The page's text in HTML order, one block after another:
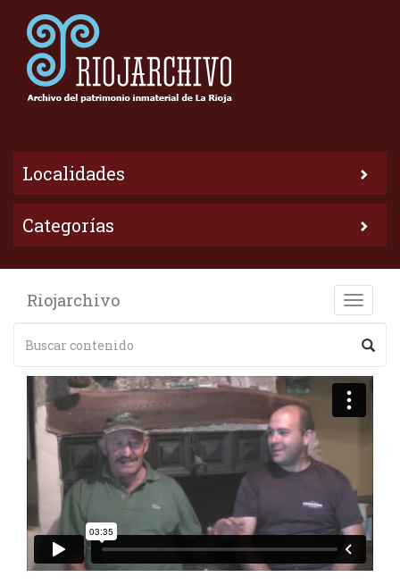
Localidades
Categorías
Toggle
Riojarchivo